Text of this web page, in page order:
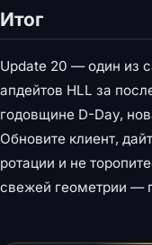
Итог
Update 20 — один из
апдейтов HLL за
годовщине D-Day,
Обновите клиент,
ротации и не
свежей геометрии —